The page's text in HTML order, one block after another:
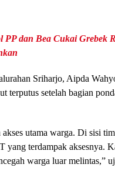
PP dan Bea Cukai Grebek
Sriharjo, Aipda
terputus setelah bagian
utama warga. Di sisi
yang terdampak aksesnya.
warga luar melintas,”